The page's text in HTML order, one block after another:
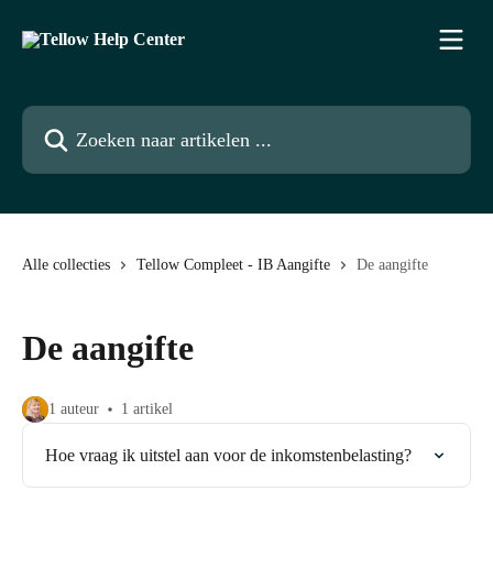
Zoeken naar artikelen ...
Alle collecties Tellow Compleet - IB Aangifte De aangifte
De aangifte
1 auteur 1 artikel
Hoe vraag ik uitstel aan voor de inkomstenbelasting?